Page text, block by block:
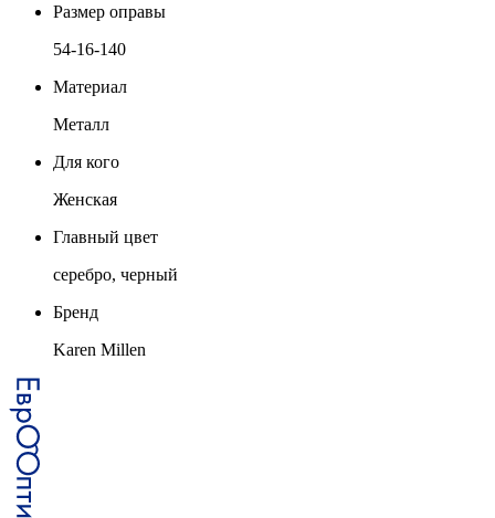
Размер оправы
54-16-140
Материал
Металл
Для кого
Женская
Главный цвет
серебро, черный
Бренд
Karen Millen